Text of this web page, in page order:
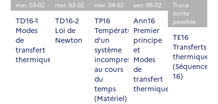
mar. 03-02
TD16-1
Modes
de
transfert
thermique
mar. 03-02
TD16-2
Loi de
Newton
mer. 04-02
TP16
Température
d'un
système
incompressible
au cours
du
temps
(Matériel)
ven. 06-02
Ann16
Premier
principe
et
Modes
de
transfert
thermique
Trace
écrite
possible
TE16
Transferts
thermiques
(Séquence
16)